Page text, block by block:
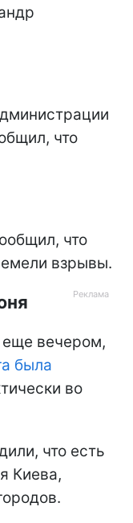
что
что
взрывы.
еще вечером,
была
во
что есть
Киева,